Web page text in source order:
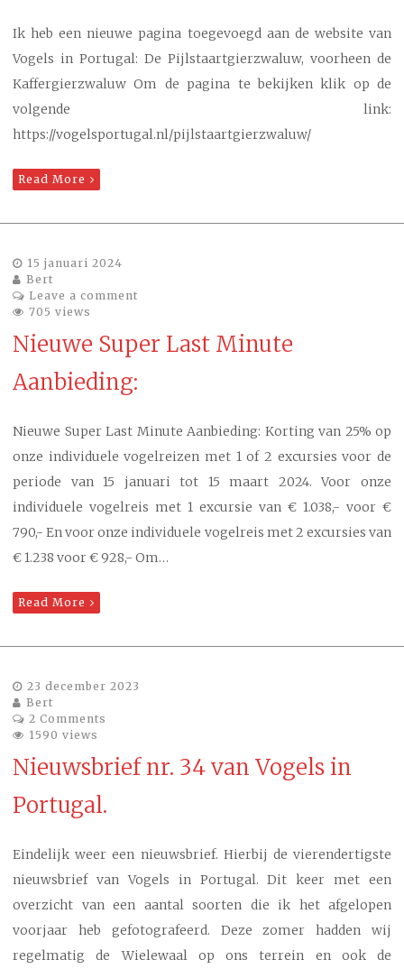
Ik heb een nieuwe pagina toegevoegd aan de website van
Vogels in Portugal: De Pijlstaartgierzwaluw, voorheen de
Kaffergierzwaluw Om de pagina te bekijken klik op de
volgende link:
https://vogelsportugal.nl/pijlstaartgierzwaluw/
Read More
15 januari 2024
Bert
Leave a comment
705 views
Nieuwe Super Last Minute
Aanbieding:
Nieuwe Super Last Minute Aanbieding: Korting van 25% op
onze individuele vogelreizen met 1 of 2 excursies voor de
periode van 15 januari tot 15 maart 2024. Voor onze
individuele vogelreis met 1 excursie van € 1.038,- voor €
790,- En voor onze individuele vogelreis met 2 excursies van
€ 1.238 voor € 928,- Om…
Read More
23 december 2023
Bert
2 Comments
1590 views
Nieuwsbrief nr. 34 van Vogels in
Portugal.
Eindelijk weer een nieuwsbrief. Hierbij de vierendertigste
nieuwsbrief van Vogels in Portugal. Dit keer met een
overzicht van een aantal soorten die ik het afgelopen
voorjaar heb gefotografeerd. Deze zomer hadden wij
regelmatig de Wielewaal op ons terrein en ook de